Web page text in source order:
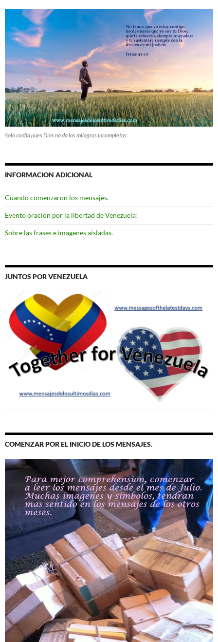
Solo confia pues Dios no da los milagros incompletos.
INFORMACION ADICIONAL
Cuando comenzaron los mensajes.
Evento oracion por la libertad de Venezuela!
Sobre las frases e imagenes aisladas.
JUNTOS POR VENEZUELA
COMENZAR POR EL INICIO DE LOS MENSAJES.